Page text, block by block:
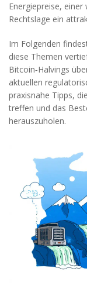
Energiepreise,
Rechtslage ein
Im Folgenden
diese Themen
Bitcoin‑Halvings
aktuellen
praxisnahe Tipps,
treffen und das
herauszuholen.